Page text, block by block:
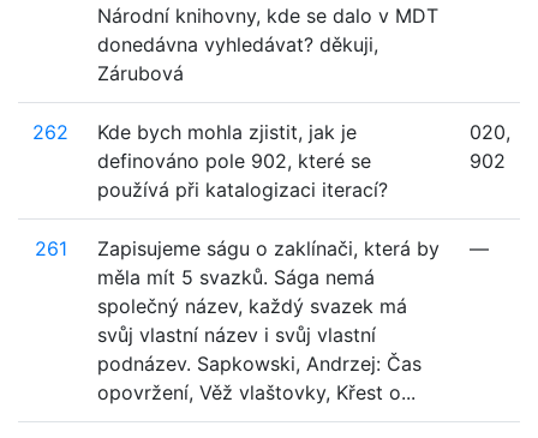
Národní knihovny, kde se dalo v MDT
donedávna vyhledávat? děkuji,
Zárubová
262
Kde bych mohla zjistit, jak je
definováno pole 902, které se
používá při katalogizaci iterací?
020,
902
261
Zapisujeme ságu o zaklínači, která by
měla mít 5 svazků. Sága nemá
společný název, každý svazek má
svůj vlastní název i svůj vlastní
podnázev. Sapkowski, Andrzej: Čas
opovržení, Věž vlaštovky, Křest o...
—